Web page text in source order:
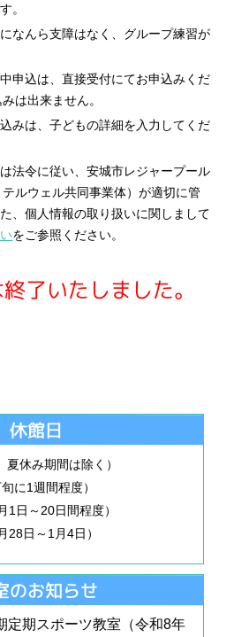
。
なんら支障はなく、グループ練習が
申込は、直接受付にてお申込みくだ
は出来ません。
みは、子どもの詳細を入力してくだ
法令に従い、安城市レジャープール
テルウェル共同事業体）が適切に管
、個人情報の取り扱いに関しまして
をご参照ください。
了いたしました。
休館日
休み期間は除く）
に1週間程度）
1日～20日間程度）
28日～1月4日）
のお知らせ
定期スポーツ教室（令和8年